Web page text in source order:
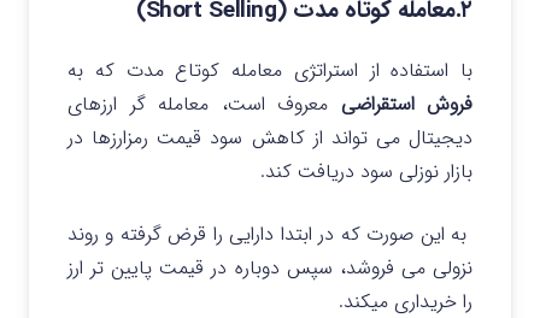
۲.معامله‌ کوتاه‌ مدت (Short Selling)
با استفاده از استراتژی معامله کوتاع مدت که به
فروش استقراضی معروف است، معامله گر ارزهای
دیجیتال می تواند از کاهش سود قیمت رمزارزها در
بازار نوزلی سود دریافت کند.
به این صورت که در ابتدا دارایی را قرض گرفته و روند
نزولی می فروشد، سپس دوباره در قیمت پایین تر ارز
را خریداری میکند.